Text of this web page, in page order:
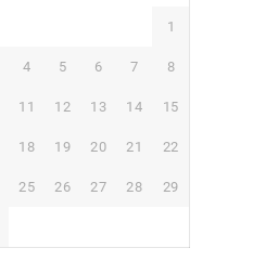
1
4 5 6 7 8
11 12 13 14 15
18 19 20 21 22
25 26 27 28 29